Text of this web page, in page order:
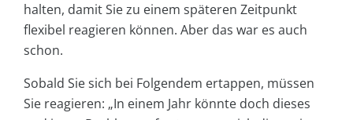
halten, damit Sie zu einem späteren Zeitpunkt
flexibel reagieren können. Aber das war es auch
schon.
Sobald Sie sich bei Folgendem ertappen, müssen
Sie reagieren: „In einem Jahr könnte doch dieses